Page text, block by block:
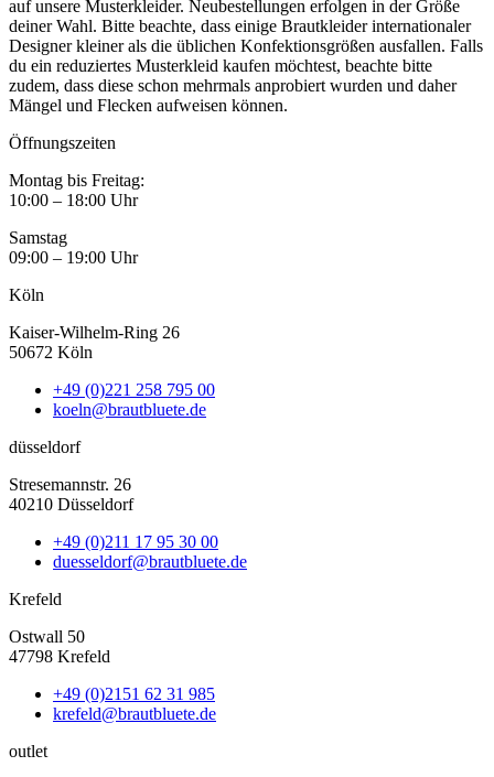
auf unsere Musterkleider. Neubestellungen erfolgen in der Größe
deiner Wahl. Bitte beachte, dass einige Brautkleider internationaler
Designer kleiner als die üblichen Konfektionsgrößen ausfallen. Falls
du ein reduziertes Musterkleid kaufen möchtest, beachte bitte
zudem, dass diese schon mehrmals anprobiert wurden und daher
Mängel und Flecken aufweisen können.
Öffnungszeiten
Montag bis Freitag:
10:00 – 18:00 Uhr
Samstag
09:00 – 19:00 Uhr
Köln
Kaiser-Wilhelm-Ring 26
50672 Köln
+49 (0)221 258 795 00
koeln@brautbluete.de
düsseldorf
Stresemannstr. 26
40210 Düsseldorf
+49 (0)211 17 95 30 00
duesseldorf@brautbluete.de
Krefeld
Ostwall 50
47798 Krefeld
+49 (0)2151 62 31 985
krefeld@brautbluete.de
outlet